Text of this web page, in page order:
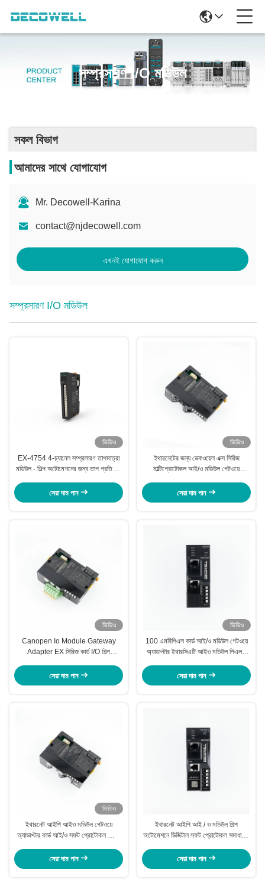
সম্প্রসারণ I/O মডিউল
সকল বিভাগ
আমাদের সাথে যোগাযোগ
Mr. Decowell-Karina
contact@njdecowell.com
এখনই যোগাযোগ করুন
সম্প্রসারণ I/O মডিউল
ভিডিও
EX-4754 4-চ্যানেল সম্প্রসারণ তাপমাত্রা
মডিউল - শিল্প অটোমেশনের জন্য তাপ প্রতিরোধ
সেরা দাম পান
ভিডিও
ইথারনেটের জন্য ডেকওয়েল এক্স সিরিজ
মাল্টিপ্রোটোকল আই/ও মডিউল গেটওয়ে
সেরা দাম পান
ভিডিও
Canopen Io Module Gateway
Adapter EX সিরিজ কার্ড I/O শিল্প
সেরা দাম পান
ভিডিও
100 এমবিপিএস কার্ড আই/ও মডিউল গেটওয়ে
অ্যাডাপ্টার ইথারসিএটি আইও মডিউল পিএলসি
সেরা দাম পান
ভিডিও
ইথারনেট আইপি আইও মডিউল গেটওয়ে
অ্যাডাপ্টার কার্ড আই/ও সফট প্রোটোকল স্কিম
সেরা দাম পান
ইথারনেট আইপি আই / ও মডিউল শিল্প
অটোমেশনে ডিজিটাল সফট প্রোটোকল সমাধানের
সেরা দাম পান